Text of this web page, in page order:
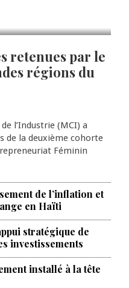
retenues par le
régions du
l’Industrie (MCI) a
de la deuxième cohorte
Féminin
de l’inflation et
en Haïti
stratégique de
investissements
installé à la tête